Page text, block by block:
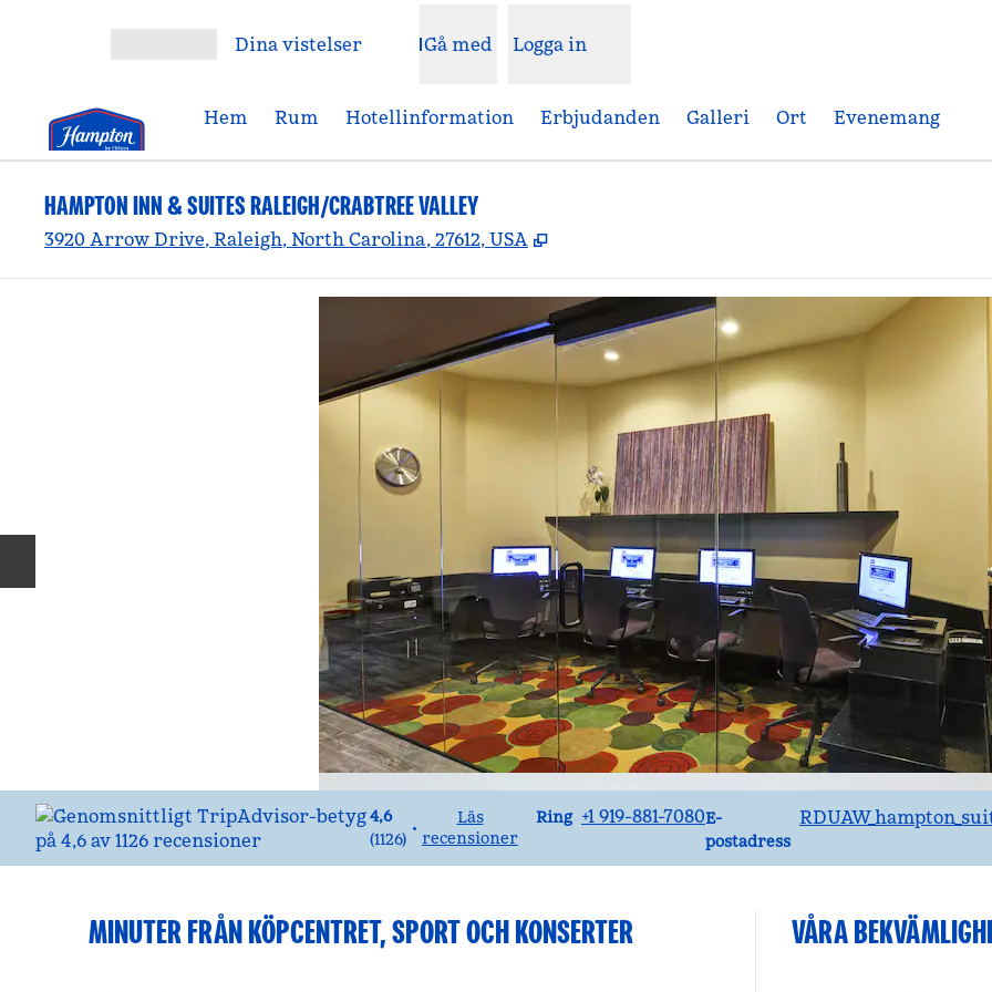
Dina vistelser Gå med Logga in
Hem Rum Hotellinformation Erbjudanden Galleri Ort Evenemang
HAMPTON INN & SUITES RALEIGH/CRABTREE VALLEY
3920 Arrow Drive, Raleigh, North Carolina, 27612, USA ,
4,6
(1126)
•
Läs
recensioner
Ring
Ring +1 919-881-7080E-
postadress
Email
MINUTER FRÅN KÖPCENTRET, SPORT OCH KONSERTER VÅRA